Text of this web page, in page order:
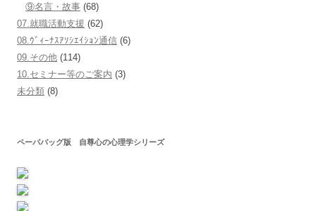
⑨名言・故事 (68)
07.就職活動支援 (62)
08.ｳﾞｨｰﾅｽｱｿｼｴｲｼｮﾝ通信 (6)
09.その他 (114)
10.セミナー等のご案内 (3)
未分類 (8)
ペーパバッグ版 自尊心の心理学シリーズ